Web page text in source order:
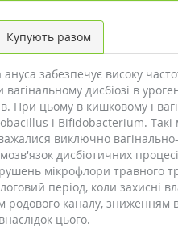
Купують разом
забезпечує високу
дисбіозі в
При цьому в кишковому і
і Bifidobacterium. Такі
виключно
дисбіотичних
мікрофлори травного
період, коли захисні
каналу, зниженням
цього.